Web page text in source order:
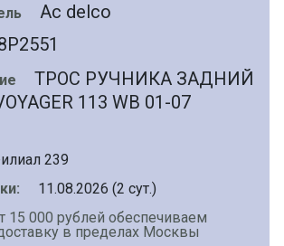
Ac delco
ТРОС РУЧНИКА ЗАДНИЙ
113 WB 01-07
239
11.08.2026 (2 сут.)
15 000 рублей обеспечиваем
в пределах Москвы